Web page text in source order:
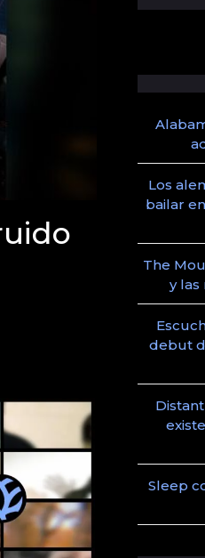
Los
bailar
The
y las
debut
Sleep